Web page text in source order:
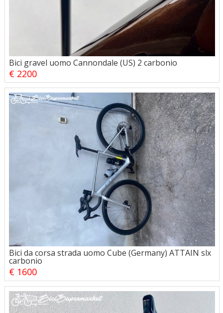
Bici gravel uomo Cannondale (US) 2 carbonio
€ 2200
Bici da corsa strada uomo Cube (Germany) ATTAIN slx
carbonio
€ 1600